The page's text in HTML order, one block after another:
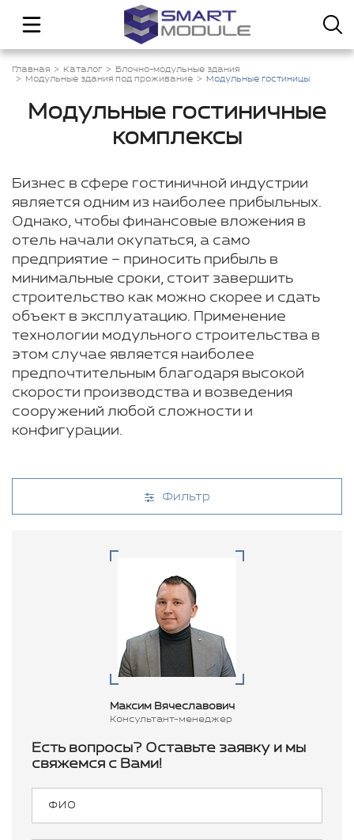
Главная Каталог
Блочно-модульные здания
Модульные здания под проживание
Модульные гостиницы
Модульные гостиничные
комплексы
Бизнес в сфере гостиничной индустрии
является одним из наиболее прибыльных.
Однако, чтобы финансовые вложения в
отель начали окупаться, а само
предприятие – приносить прибыль в
минимальные сроки, стоит завершить
строительство как можно скорее и сдать
объект в эксплуатацию. Применение
технологии модульного строительства в
этом случае является наиболее
предпочтительным благодаря высокой
скорости производства и возведения
сооружений любой сложности и
конфигурации.
Фильтр
Максим Вячеславович
Консультант-менеджер
Есть вопросы? Оставьте заявку и мы
свяжемся с Вами!